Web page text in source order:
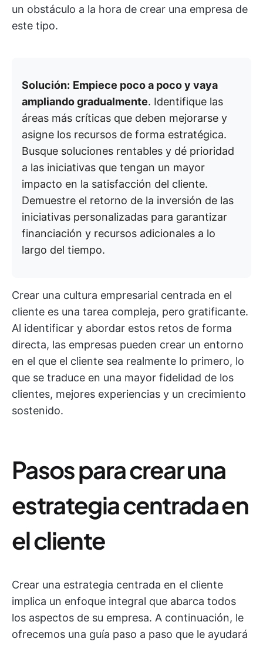
un obstáculo a la hora de crear una empresa de
este tipo.
Solución: Empiece poco a poco y vaya
ampliando gradualmente. Identifique las
áreas más críticas que deben mejorarse y
asigne los recursos de forma estratégica.
Busque soluciones rentables y dé prioridad
a las iniciativas que tengan un mayor
impacto en la satisfacción del cliente.
Demuestre el retorno de la inversión de las
iniciativas personalizadas para garantizar
financiación y recursos adicionales a lo
largo del tiempo.
Crear una cultura empresarial centrada en el
cliente es una tarea compleja, pero gratificante.
Al identificar y abordar estos retos de forma
directa, las empresas pueden crear un entorno
en el que el cliente sea realmente lo primero, lo
que se traduce en una mayor fidelidad de los
clientes, mejores experiencias y un crecimiento
sostenido.
Pasos para crear una
estrategia centrada en
el cliente
Crear una estrategia centrada en el cliente
implica un enfoque integral que abarca todos
los aspectos de su empresa. A continuación, le
ofrecemos una guía paso a paso que le ayudará